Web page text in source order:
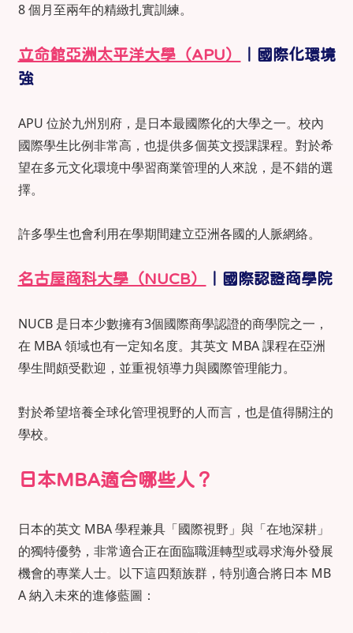
8 個月至兩年的精緻扎實訓練。
立命館亞洲太平洋大學（APU）
｜國際化環境
強
APU 位於九州別府，是日本最國際化的大學之一。校內
國際學生比例非常高，也提供多個英文授課課程。對於希
望在多元文化環境中學習商業管理的人來說，是不錯的選
擇。
許多學生也會利用在學期間建立亞洲各國的人脈網絡。
名古屋商科大學（NUCB） ｜國際認證商學院
NUCB 是日本少數擁有3個國際商學認證的商學院之一，
在 MBA 領域也有一定知名度。其英文 MBA 課程在亞洲
學生間頗受歡迎，並重視領導力與國際管理能力。
對於希望培養全球化管理視野的人而言，也是值得關注的
學校。
日本MBA適合哪些人？
日本的英文 MBA 學程兼具「國際視野」與「在地深耕」
的獨特優勢，非常適合正在面臨職涯轉型或尋求海外發展
機會的專業人士。以下這四類族群，特別適合將日本 MB
A 納入未來的進修藍圖：